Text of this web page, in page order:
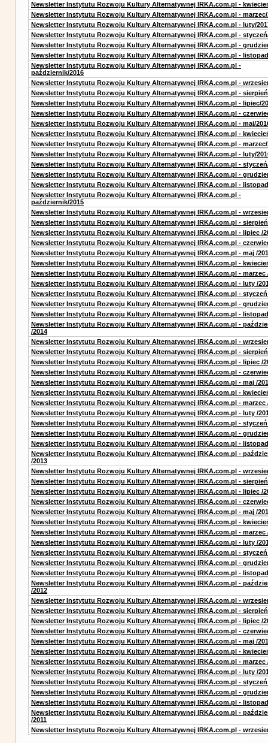
Newsletter Instytutu Rozwoju Kultury Alternatywnej IRKA.com.pl -
Newsletter Instytutu Rozwoju Kultury Alternatywnej IRKA.com.pl - marzec/
Newsletter Instytutu Rozwoju Kultury Alternatywnej IRKA.com.pl - luty/
Newsletter Instytutu Rozwoju Kultury Alternatywnej IRKA.com.pl -
Newsletter Instytutu Rozwoju Kultury Alternatywnej IRKA.com.pl -
Newsletter Instytutu Rozwoju Kultury Alternatywnej IRKA.com.pl -
Newsletter Instytutu Rozwoju Kultury Alternatywnej IRKA.com.pl -
październik/2016
Newsletter Instytutu Rozwoju Kultury Alternatywnej IRKA.com.pl -
Newsletter Instytutu Rozwoju Kultury Alternatywnej IRKA.com.pl -
Newsletter Instytutu Rozwoju Kultury Alternatywnej IRKA.com.pl - lipiec/
Newsletter Instytutu Rozwoju Kultury Alternatywnej IRKA.com.pl -
Newsletter Instytutu Rozwoju Kultury Alternatywnej IRKA.com.pl - maj/
Newsletter Instytutu Rozwoju Kultury Alternatywnej IRKA.com.pl -
Newsletter Instytutu Rozwoju Kultury Alternatywnej IRKA.com.pl - marzec/
Newsletter Instytutu Rozwoju Kultury Alternatywnej IRKA.com.pl - luty/
Newsletter Instytutu Rozwoju Kultury Alternatywnej IRKA.com.pl -
Newsletter Instytutu Rozwoju Kultury Alternatywnej IRKA.com.pl -
Newsletter Instytutu Rozwoju Kultury Alternatywnej IRKA.com.pl -
Newsletter Instytutu Rozwoju Kultury Alternatywnej IRKA.com.pl -
październik/2015
Newsletter Instytutu Rozwoju Kultury Alternatywnej IRKA.com.pl -
Newsletter Instytutu Rozwoju Kultury Alternatywnej IRKA.com.pl -
Newsletter Instytutu Rozwoju Kultury Alternatywnej IRKA.com.pl - lipiec /
Newsletter Instytutu Rozwoju Kultury Alternatywnej IRKA.com.pl -
Newsletter Instytutu Rozwoju Kultury Alternatywnej IRKA.com.pl - maj /
Newsletter Instytutu Rozwoju Kultury Alternatywnej IRKA.com.pl -
Newsletter Instytutu Rozwoju Kultury Alternatywnej IRKA.com.pl - marzec
Newsletter Instytutu Rozwoju Kultury Alternatywnej IRKA.com.pl - luty /
Newsletter Instytutu Rozwoju Kultury Alternatywnej IRKA.com.pl - styczeń
Newsletter Instytutu Rozwoju Kultury Alternatywnej IRKA.com.pl -
Newsletter Instytutu Rozwoju Kultury Alternatywnej IRKA.com.pl - listopad
Newsletter Instytutu Rozwoju Kultury Alternatywnej IRKA.com.pl -
/2014
Newsletter Instytutu Rozwoju Kultury Alternatywnej IRKA.com.pl -
Newsletter Instytutu Rozwoju Kultury Alternatywnej IRKA.com.pl - sierpień
Newsletter Instytutu Rozwoju Kultury Alternatywnej IRKA.com.pl - lipiec /
Newsletter Instytutu Rozwoju Kultury Alternatywnej IRKA.com.pl -
Newsletter Instytutu Rozwoju Kultury Alternatywnej IRKA.com.pl - maj /
Newsletter Instytutu Rozwoju Kultury Alternatywnej IRKA.com.pl -
Newsletter Instytutu Rozwoju Kultury Alternatywnej IRKA.com.pl - marzec
Newsletter Instytutu Rozwoju Kultury Alternatywnej IRKA.com.pl - luty /
Newsletter Instytutu Rozwoju Kultury Alternatywnej IRKA.com.pl - styczeń
Newsletter Instytutu Rozwoju Kultury Alternatywnej IRKA.com.pl -
Newsletter Instytutu Rozwoju Kultury Alternatywnej IRKA.com.pl - listopad
Newsletter Instytutu Rozwoju Kultury Alternatywnej IRKA.com.pl -
/2013
Newsletter Instytutu Rozwoju Kultury Alternatywnej IRKA.com.pl -
Newsletter Instytutu Rozwoju Kultury Alternatywnej IRKA.com.pl - sierpień
Newsletter Instytutu Rozwoju Kultury Alternatywnej IRKA.com.pl - lipiec /
Newsletter Instytutu Rozwoju Kultury Alternatywnej IRKA.com.pl -
Newsletter Instytutu Rozwoju Kultury Alternatywnej IRKA.com.pl - maj /
Newsletter Instytutu Rozwoju Kultury Alternatywnej IRKA.com.pl -
Newsletter Instytutu Rozwoju Kultury Alternatywnej IRKA.com.pl - marzec
Newsletter Instytutu Rozwoju Kultury Alternatywnej IRKA.com.pl - luty /
Newsletter Instytutu Rozwoju Kultury Alternatywnej IRKA.com.pl - styczeń
Newsletter Instytutu Rozwoju Kultury Alternatywnej IRKA.com.pl -
Newsletter Instytutu Rozwoju Kultury Alternatywnej IRKA.com.pl - listopad
Newsletter Instytutu Rozwoju Kultury Alternatywnej IRKA.com.pl -
/2012
Newsletter Instytutu Rozwoju Kultury Alternatywnej IRKA.com.pl -
Newsletter Instytutu Rozwoju Kultury Alternatywnej IRKA.com.pl - sierpień
Newsletter Instytutu Rozwoju Kultury Alternatywnej IRKA.com.pl - lipiec /
Newsletter Instytutu Rozwoju Kultury Alternatywnej IRKA.com.pl -
Newsletter Instytutu Rozwoju Kultury Alternatywnej IRKA.com.pl - maj /
Newsletter Instytutu Rozwoju Kultury Alternatywnej IRKA.com.pl -
Newsletter Instytutu Rozwoju Kultury Alternatywnej IRKA.com.pl - marzec
Newsletter Instytutu Rozwoju Kultury Alternatywnej IRKA.com.pl - luty /
Newsletter Instytutu Rozwoju Kultury Alternatywnej IRKA.com.pl - styczeń
Newsletter Instytutu Rozwoju Kultury Alternatywnej IRKA.com.pl -
Newsletter Instytutu Rozwoju Kultury Alternatywnej IRKA.com.pl - listopad
Newsletter Instytutu Rozwoju Kultury Alternatywnej IRKA.com.pl -
/2011
Newsletter Instytutu Rozwoju Kultury Alternatywnej IRKA.com.pl -